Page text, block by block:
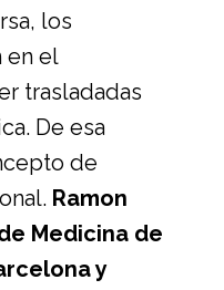
los
en el
trasladadas
De esa
de
Ramon
Medicina de
y